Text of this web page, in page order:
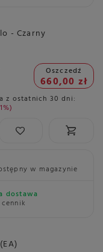
- Czarny
Oszczedź
660,00 zł
z ostatnich 30 dni:
w magazynie
dostawa